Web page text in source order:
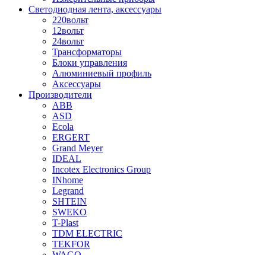
Светодиодная лента, аксессуары
220вольт
12вольт
24вольт
Трансформаторы
Блоки управления
Алюминиевый профиль
Аксессуары
Производители
ABB
ASD
Ecola
ERGERT
Grand Meyer
IDEAL
Incotex Electronics Group
INhome
Legrand
SHTEIN
SWEKO
T-Plast
TDM ELECTRIC
TEKFOR